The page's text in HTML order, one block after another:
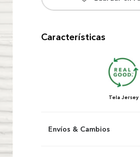
Características
Tela Jersey
Envíos & Cambios